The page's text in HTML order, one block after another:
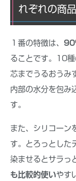
れぞれの商
１番の特徴は、
ることです。10種
芯までうるおうみ
内部の水分を包み
す。
また、シリコーン
す。とろっとした
染ませるとサラっ
も比較的使いやす